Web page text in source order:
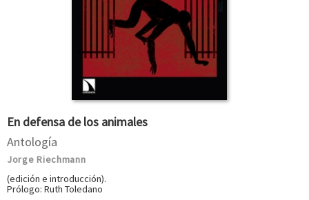
En defensa de los animales
Antología
Jorge Riechmann
(edición e introducción).
Prólogo: Ruth Toledano